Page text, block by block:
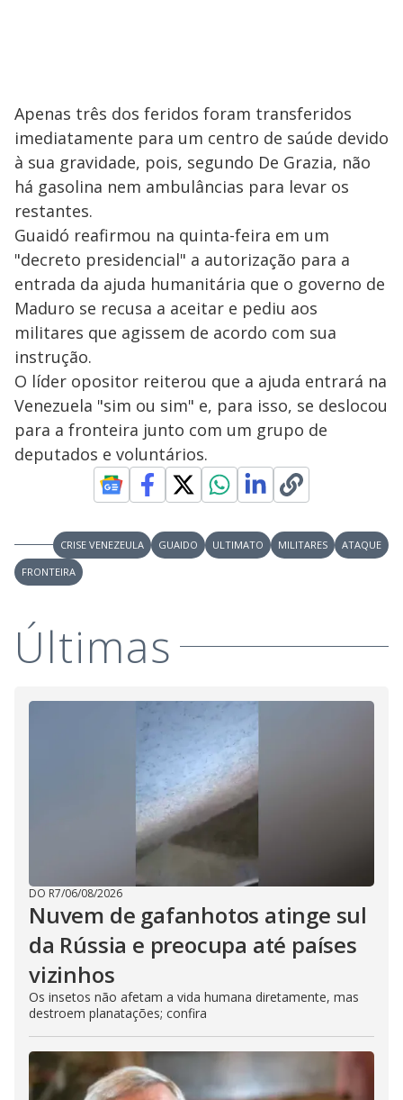
Apenas três dos feridos foram transferidos
imediatamente para um centro de saúde devido
à sua gravidade, pois, segundo De Grazia, não
há gasolina nem ambulâncias para levar os
restantes.
Guaidó reafirmou na quinta-feira em um
"decreto presidencial" a autorização para a
entrada da ajuda humanitária que o governo de
Maduro se recusa a aceitar e pediu aos
militares que agissem de acordo com sua
instrução.
O líder opositor reiterou que a ajuda entrará na
Venezuela "sim ou sim" e, para isso, se deslocou
para a fronteira junto com um grupo de
deputados e voluntários.
CRISE VENEZEULA GUAIDO ULTIMATO MILITARES
ATAQUE
FRONTEIRA
Últimas
DO R7/06/08/2026
Nuvem de gafanhotos atinge sul
da Rússia e preocupa até países
vizinhos
Os insetos não afetam a vida humana diretamente, mas
destroem planatações; confira